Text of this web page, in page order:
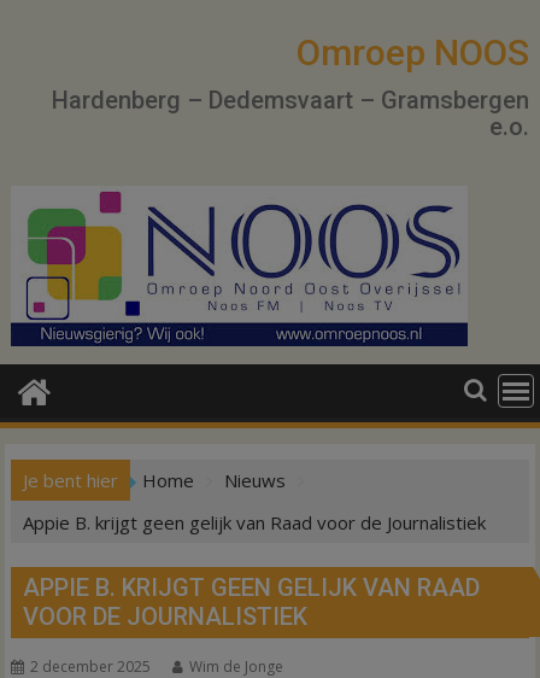
Omroep NOOS
Hardenberg – Dedemsvaart – Gramsbergen
e.o.
Je bent hier Home
Nieuws
Appie B. krijgt geen gelijk van Raad voor de Journalistiek
APPIE B. KRIJGT GEEN GELIJK VAN RAAD
VOOR DE JOURNALISTIEK
2 december 2025 Wim de Jonge